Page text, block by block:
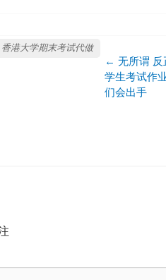
香港大学期末考试代做
Post
navigation
← 无所谓 反
学生考试作
们会出手